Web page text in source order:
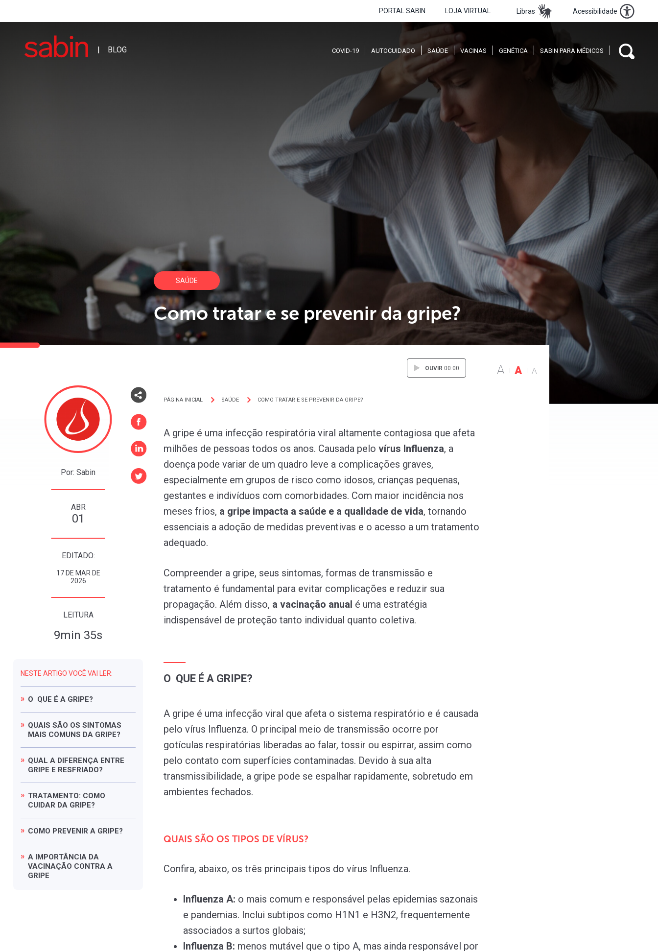
PORTAL SABIN LOJA VIRTUAL Libras Acessibilidade
COVID-19 AUTOCUIDADO SAÚDE VACINAS GENÉTICA SABIN PARA MÉDICOS
SAÚDE
Como tratar e se prevenir da gripe?
Por: Sabin
ABR
01
EDITADO:
17 DE MAR DE
2026
LEITURA
9min 35s
NESTE ARTIGO VOCÊ VAI LER:
O QUE É A GRIPE?
QUAIS SÃO OS SINTOMAS
MAIS COMUNS DA GRIPE?
QUAL A DIFERENÇA ENTRE
GRIPE E RESFRIADO?
TRATAMENTO: COMO
CUIDAR DA GRIPE?
COMO PREVENIR A GRIPE?
A IMPORTÂNCIA DA
VACINAÇÃO CONTRA A
GRIPE
PÁGINA INICIAL SAÚDE COMO TRATAR E SE PREVENIR DA GRIPE?
OUVIR 00:00 A A A
A gripe é uma infecção respiratória viral altamente contagiosa que afeta
milhões de pessoas todos os anos. Causada pelo vírus Influenza, a
doença pode variar de um quadro leve a complicações graves,
especialmente em grupos de risco como idosos, crianças pequenas,
gestantes e indivíduos com comorbidades. Com maior incidência nos
meses frios, a gripe impacta a saúde e a qualidade de vida, tornando
essenciais a adoção de medidas preventivas e o acesso a um tratamento
adequado.
Compreender a gripe, seus sintomas, formas de transmissão e
tratamento é fundamental para evitar complicações e reduzir sua
propagação. Além disso, a vacinação anual é uma estratégia
indispensável de proteção tanto individual quanto coletiva.
O QUE É A GRIPE?
A gripe é uma infecção viral que afeta o sistema respiratório e é causada
pelo vírus Influenza. O principal meio de transmissão ocorre por
gotículas respiratórias liberadas ao falar, tossir ou espirrar, assim como
pelo contato com superfícies contaminadas. Devido à sua alta
transmissibilidade, a gripe pode se espalhar rapidamente, sobretudo em
ambientes fechados.
QUAIS SÃO OS TIPOS DE VÍRUS?
Confira, abaixo, os três principais tipos do vírus Influenza.
Influenza A: o mais comum e responsável pelas epidemias sazonais
e pandemias. Inclui subtipos como H1N1 e H3N2, frequentemente
associados a surtos globais;
Influenza B: menos mutável que o tipo A, mas ainda responsável por